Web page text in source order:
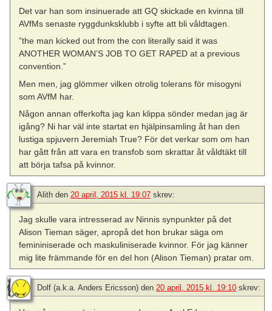
Det var han som insinuerade att GQ skickade en kvinna till
AVfMs senaste ryggdunksklubb i syfte att bli våldtagen.
”the man kicked out from the con literally said it was
ANOTHER WOMAN’S JOB TO GET RAPED at a previous
convention.”
Men men, jag glömmer vilken otrolig tolerans för misogyni
som AVfM har.
Någon annan offerkofta jag kan klippa sönder medan jag är
igång? Ni har väl inte startat en hjälpinsamling åt han den
lustiga spjuvern Jeremiah True? För det verkar som om han
har gått från att vara en transfob som skrattar åt våldtäkt till
att börja tafsa på kvinnor.
Alith den 20 april, 2015 kl. 19:07 skrev:
Jag skulle vara intresserad av Ninnis synpunkter på det
Alison Tieman säger, apropå det hon brukar säga om
femininiserade och maskuliniserade kvinnor. För jag känner
mig lite främmande för en del hon (Alison Tieman) pratar om.
Dolf (a.k.a. Anders Ericsson) den 20 april, 2015 kl. 19:10 skrev: